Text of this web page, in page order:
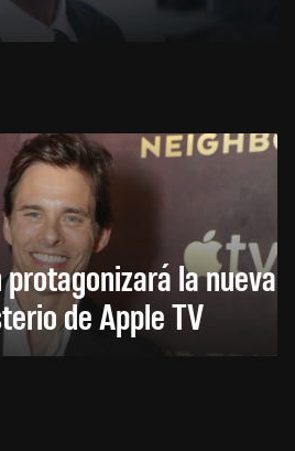
la nueva
de Apple TV